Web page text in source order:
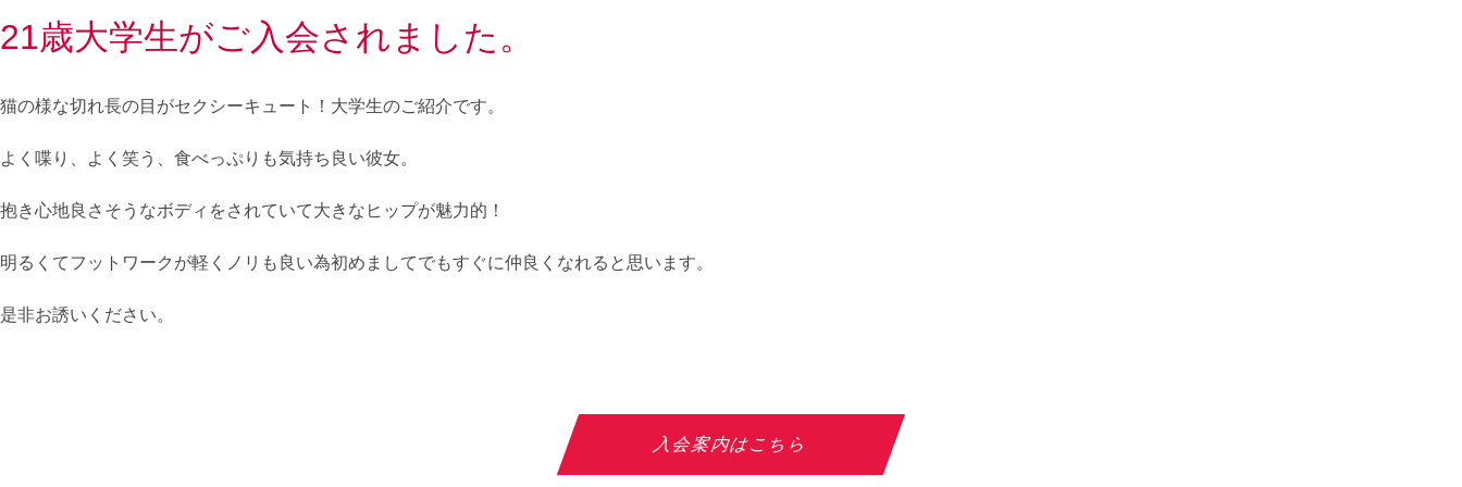
21歳大学生がご入会されました。
猫の様な切れ長の目がセクシーキュート！大学生のご紹介です。
よく喋り、よく笑う、食べっぷりも気持ち良い彼女。
抱き心地良さそうなボディをされていて大きなヒップが魅力的！
明るくてフットワークが軽くノリも良い為初めましてでもすぐに仲良くなれると思います。
是非お誘いください。
入会案内はこちら